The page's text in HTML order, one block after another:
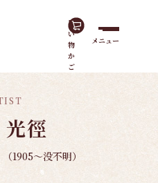
買
い
物
か
ご
メニュー
徑
（1905～没不明）